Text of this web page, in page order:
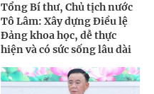
Tổng Bí thư, Chủ tịch nước
Tô Lâm: Xây dựng Điều lệ
Đảng khoa học, dễ thực
hiện và có sức sống lâu dài